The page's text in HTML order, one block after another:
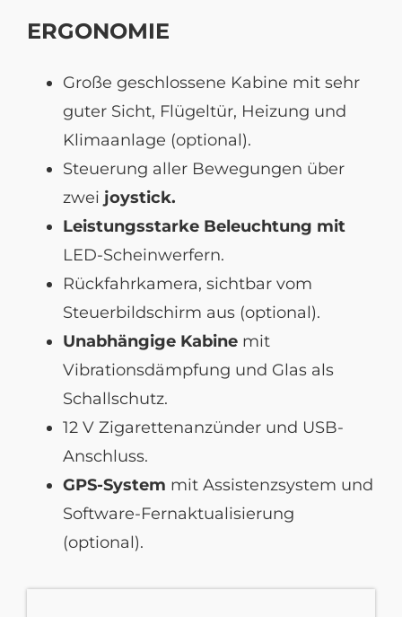
ERGONOMIE
Große geschlossene Kabine mit sehr
guter Sicht, Flügeltür, Heizung und
Klimaanlage (optional).
Steuerung aller Bewegungen über
zwei joystick.
Leistungsstarke Beleuchtung mit
LED-Scheinwerfern.
Rückfahrkamera, sichtbar vom
Steuerbildschirm aus (optional).
Unabhängige Kabine mit
Vibrationsdämpfung und Glas als
Schallschutz.
12 V Zigarettenanzünder und USB-
Anschluss.
GPS-System mit Assistenzsystem und
Software-Fernaktualisierung
(optional).